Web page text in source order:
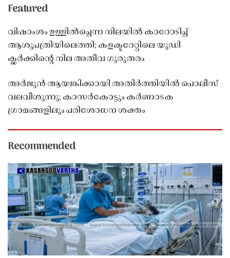
Featured
വിഷാംശം ഉള്ളിൽച്ചെന്ന നിലയിൽ കാറോടിച്ച്
ആശുപത്രിയിലെത്തി; കളക്ടറേറ്റിലെ യുഡി
ക്ലർക്കിൻ്റെ നില അതീവ ഗുരുതരം
അർജുൻ ആയങ്കിക്കായി അതിർത്തിയിൽ പൊലീസ്
വലവീശുന്നു; കാസർകോട്ടും കർണാടക
ഗ്രാമങ്ങളിലും പരിശോധന ശക്തം
Recommended